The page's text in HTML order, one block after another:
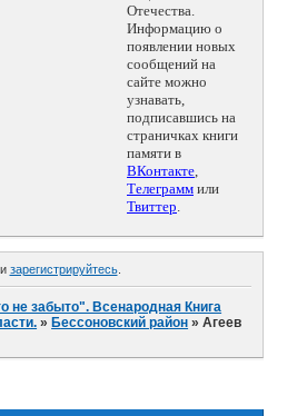
Отечества.
Информацию о
появлении новых
сообщений на
сайте можно
узнавать,
подписавшись на
страничках книги
памяти в
ВКонтакте,
Телеграмм или
Твиттер.
зарегистрируйтесь.
не забыто". Всенародная Книга
» Бессоновский район »Агеев